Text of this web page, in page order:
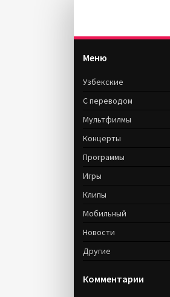
Меню
Узбекские
С переводом
Мультфилмы
Концерты
Программы
Игры
Клипы
Мобильный
Новости
Другие
Комментарии